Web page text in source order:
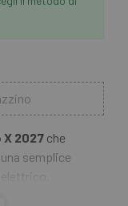
X 2027 che
semplice